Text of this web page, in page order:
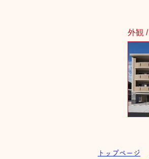
外観
トップページ